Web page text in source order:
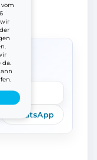
WhatsApp